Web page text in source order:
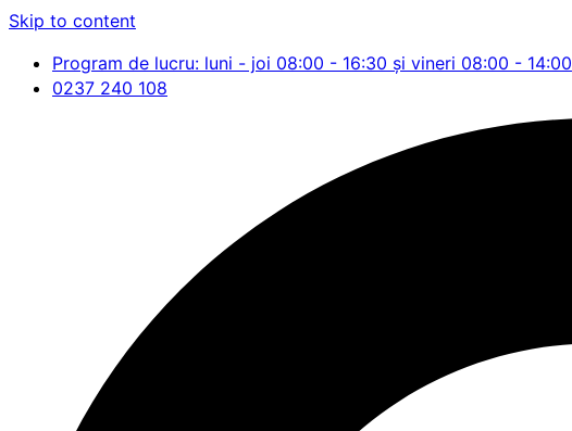
Skip to content
Program de lucru: luni - joi 08:00 - 16:30 și vineri 08:00 - 14:00
0237 240 108